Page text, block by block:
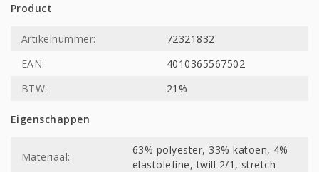
Product
Artikelnummer:
72321832
EAN:
4010365567502
BTW:
21%
Eigenschappen
Materiaal:
63% polyester, 33% katoen, 4%
elastolefine, twill 2/1, stretch